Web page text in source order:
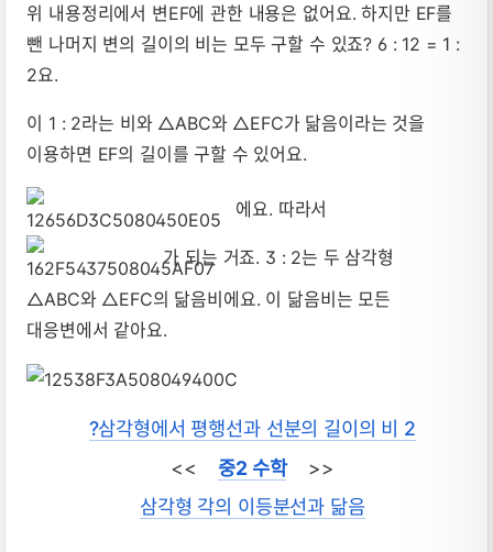
위 내용정리에서 변EF에 관한 내용은 없어요. 하지만 EF를
뺀 나머지 변의 길이의 비는 모두 구할 수 있죠? 6 : 12 = 1 :
2요.
이 1 : 2라는 비와 △ABC와 △EFC가 닮음이라는 것을
이용하면 EF의 길이를 구할 수 있어요.
에요. 따라서
가 되는 거죠. 3 : 2는 두 삼각형
△ABC와 △EFC의 닮음비에요. 이 닮음비는 모든
대응변에서 같아요.
?삼각형에서 평행선과 선분의 길이의 비 2
<< 중2 수학>>
삼각형 각의 이등분선과 닮음